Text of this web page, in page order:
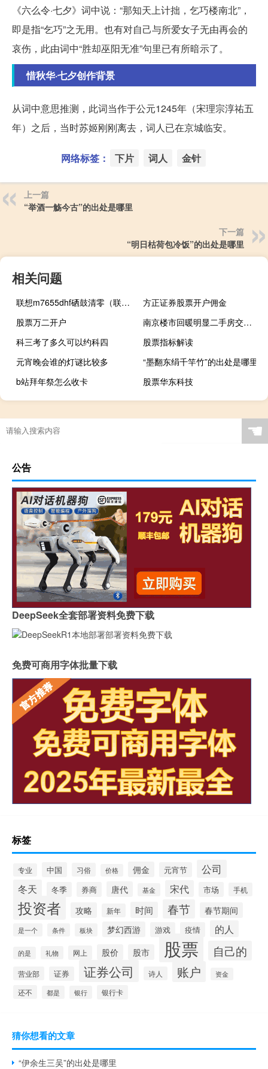
《六么令·七夕》词中说：“那知天上计拙，乞巧楼南北”，
即是指“乞巧”之无用。也有对自己与所爱女子无由再会的
哀伤，此由词中“胜却巫阳无准”句里已有所暗示了。
惜秋华·七夕创作背景
从词中意思推测，此词当作于公元1245年（宋理宗淳祐五
年）之后，当时苏姬刚刚离去，词人已在京城临安。
网络标签： 下片 词人 金针
上一篇
“举酒一觞今古”的出处是哪里
下一篇
“明日枯荷包冷饭”的出处是哪里
相关问题
联想m7655dhf硒鼓清零（联想m7655dhf硒鼓清零）
方正证券股票开户佣金
股票万二开户
南京楼市回暖明显二手房交易活跃
科三考了多久可以约科四
股票指标解读
元宵晚会谁的灯谜比较多
“墨翻东绢千竿竹”的出处是哪里
b站拜年祭怎么收卡
股票华东科技
☚
公告
DeepSeek全套部署资料免费下载
免费可商用字体批量下载
标签
专业 中国 习俗 价格 佣金 元宵节
公司
冬天
冬季 券商 唐代 基金 宋代 市场 手机
投资者 攻略 新年 时间 春节 春节期间
是一个 条件 板块 梦幻西游 游戏 疫情 的人
的是 礼物 网上 股价 股市 股票 自己的
营业部 证券 证券公司 诗人 账户 资金
还不 都是 银行 银行卡
猜你想看的文章
“伊余生三吴”的出处是哪里